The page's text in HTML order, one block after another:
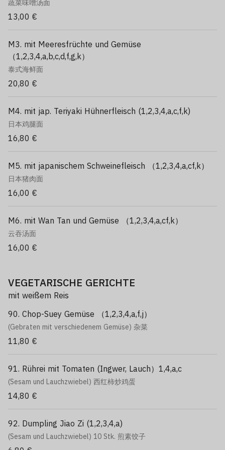
蔬菜味噌汤面
13,00 €
M3. mit Meeresfrüchte und Gemüse
（1,2,3,4,a,b,c,d,f,g,k）
泰式海鲜面
20,80 €
M4. mit jap. Teriyaki Hühnerfleisch (1,2,3,4,a,c,f,k)
日本鸡腿面
16,80 €
M5. mit japanischem Schweinefleisch （1,2,3,4,a,cf,k）
日本猪肉面
16,00 €
M6. mit Wan Tan und Gemüse （1,2,3,4,a,cf,k）
云吞汤面
16,00 €
VEGETARISCHE GERICHTE
mit weißem Reis
90. Chop-Suey Gemüse （1,2,3,4,a,f,j）
(Gebraten mit verschiedenem Gemüse) 杂菜
11,80 €
91. Rührei mit Tomaten (Ingwer, Lauch）1,4,a,c
(Sesam und Lauchzwiebel) 西红柿炒鸡蛋
14,80 €
92. Dumpling Jiao Zi (1,2,3,4,a)
(Sesam und Lauchzwiebel) 10 Stk. 煎素饺子